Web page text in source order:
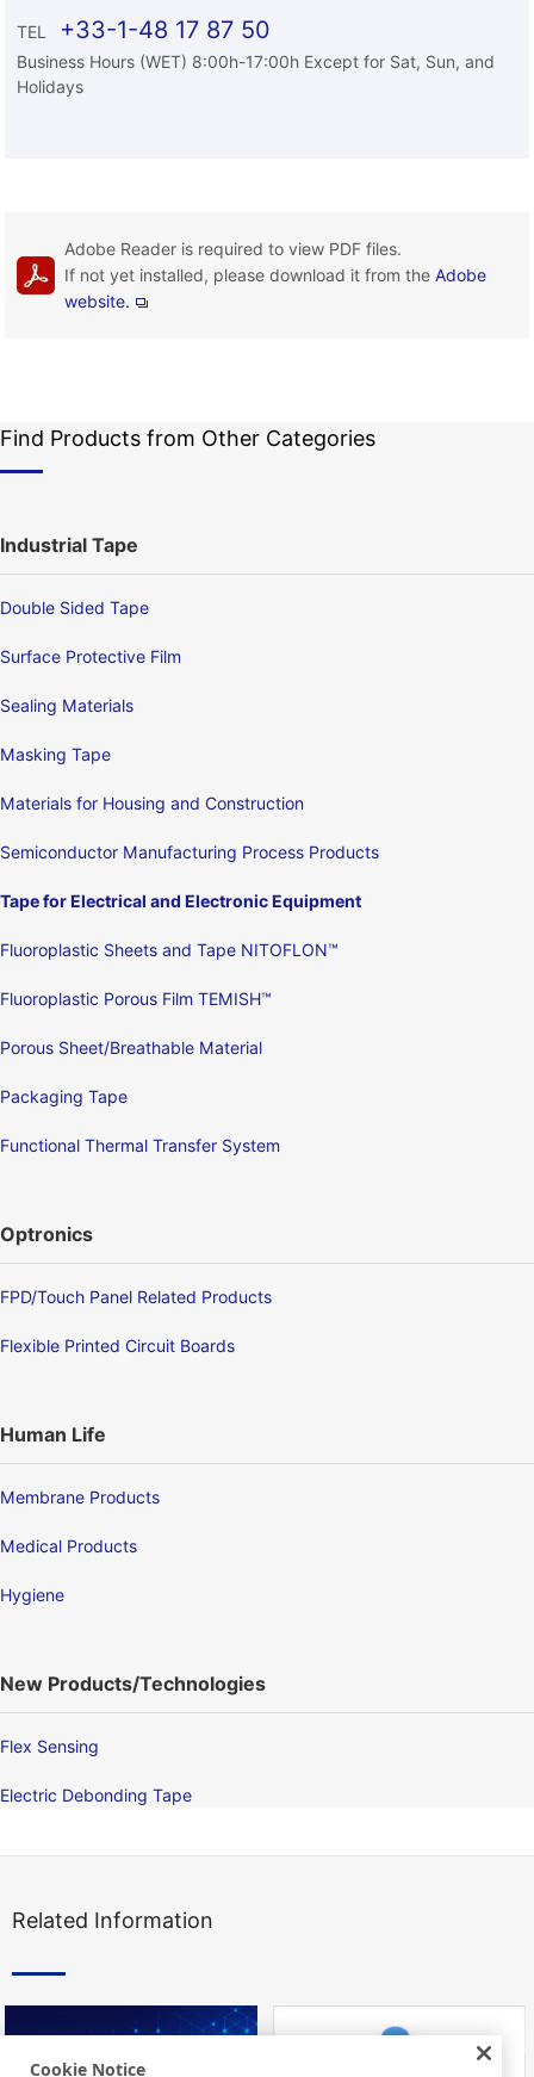
TEL +33-1-48 17 87 50
Business Hours (WET) 8:00h-17:00h Except for Sat, Sun, and
Holidays
Adobe Reader is required to view PDF files.
If not yet installed, please download it from theAdobe
website.
Find Products from Other Categories
Industrial Tape
Double Sided Tape
Surface Protective Film
Sealing Materials
Masking Tape
Materials for Housing and Construction
Semiconductor Manufacturing Process Products
Tape for Electrical and Electronic Equipment
Fluoroplastic Sheets and Tape NITOFLON™
Fluoroplastic Porous Film TEMISH™
Porous Sheet/Breathable Material
Packaging Tape
Functional Thermal Transfer System
Optronics
FPD/Touch Panel Related Products
Flexible Printed Circuit Boards
Human Life
Membrane Products
Medical Products
Hygiene
New Products/Technologies
Flex Sensing
Electric Debonding Tape
Related Information
Cookie Notice